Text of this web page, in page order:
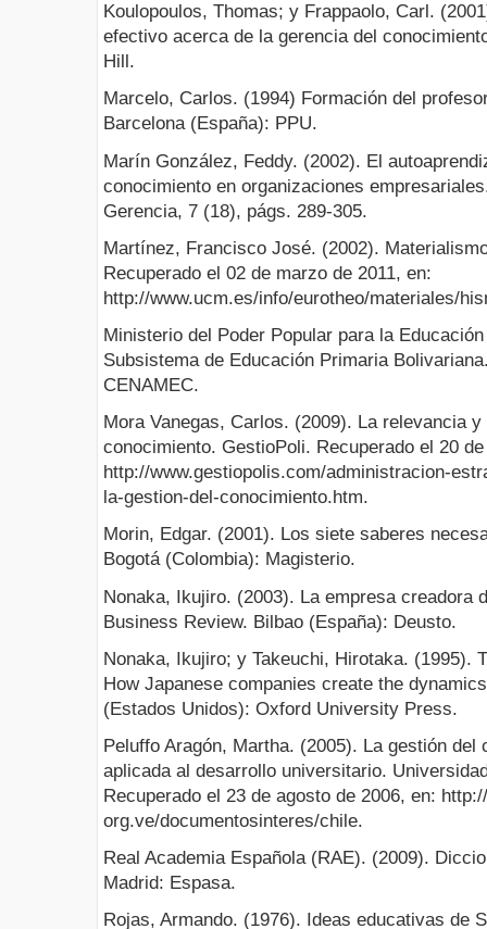
Koulopoulos, Thomas; y Frappaolo, Carl.
efectivo acerca de la gerencia del
Hill.
Marcelo, Carlos. (1994) Formación del
Barcelona (España): PPU.
Marín González, Feddy. (2002). El
conocimiento en organizaciones
Gerencia, 7 (18), págs. 289-305.
Martínez, Francisco José. (2002).
Recuperado el 02 de marzo de 2011, en:
http://www.ucm.es/info/eurotheo/materiales/
Ministerio del Poder Popular para la
Subsistema de Educación Primaria
CENAMEC.
Mora Vanegas, Carlos. (2009). La relevancia
conocimiento. GestioPoli. Recuperado el 20
http://www.gestiopolis.com/administracion-
la-gestion-del-conocimiento.htm.
Morin, Edgar. (2001). Los siete saberes
Bogotá (Colombia): Magisterio.
Nonaka, Ikujiro. (2003). La empresa creadora
Business Review. Bilbao (España): Deusto.
Nonaka, Ikujiro; y Takeuchi, Hirotaka. (1995).
How Japanese companies create the
(Estados Unidos): Oxford University Press.
Peluffo Aragón, Martha. (2005). La gestión
aplicada al desarrollo universitario.
Recuperado el 23 de agosto de 2006, en:
org.ve/documentosinteres/chile.
Real Academia Española (RAE). (2009).
Madrid: Espasa.
Rojas, Armando. (1976). Ideas educativas de